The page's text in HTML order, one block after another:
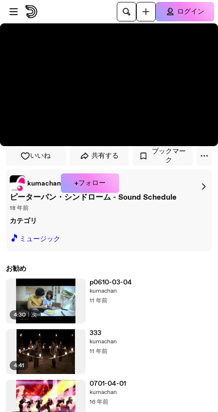
プレイヤーにスキップ
メインコンテンツにスキップ
ログイン
いいね 共有する
ブックマー
ク
kumachan +フォロー
ピーターパン・シンドローム - Sound Schedule
18 年前
カテゴリ
🎵 ミュージック
お勧め
4:30 | 次
p0610-03-04
kumachan
11 年前
4:41
333
kumachan
11 年前
0701-04-01
kumachan
16 年前